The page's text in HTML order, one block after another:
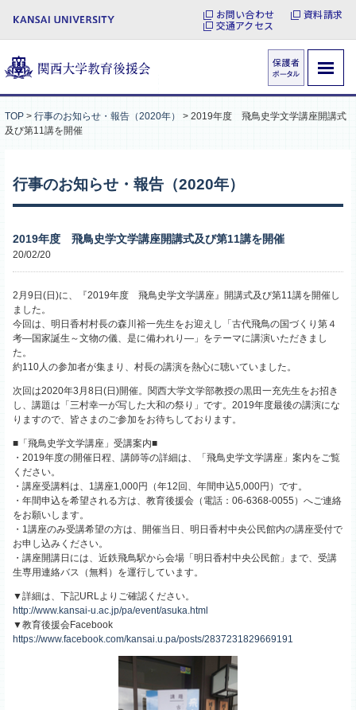
お問い合わせ
資料請求
交通アクセス
TOP> 行事のお知らせ・報告（2020年） > 2019年度 飛鳥史学文学講座開講式
及び第11講を開催
行事のお知らせ・報告（2020年）
2019年度 飛鳥史学文学講座開講式及び第11講を開催
20/02/20
2月9日(日)に、『2019年度 飛鳥史学文学講座』開講式及び第11講を開催し
ました。
今回は、明日香村村長の森川裕一先生をお迎えし「古代飛鳥の国づくり第４
考―国家誕生～文物の儀、是に備われり―」をテーマに講演いただきまし
た。
約110人の参加者が集まり、村長の講演を熱心に聴いていました。
次回は2020年3月8日(日)開催。関西大学文学部教授の黒田一充先生をお招き
し、講題は「三村幸一が写した大和の祭り」です。2019年度最後の講演にな
りますので、皆さまのご参加をお待ちしております。
■「飛鳥史学文学講座」受講案内■
・2019年度の開催日程、講師等の詳細は、「飛鳥史学文学講座」案内をご覧
ください。
・講座受講料は、1講座1,000円（年12回、年間申込5,000円）です。
・年間申込を希望される方は、教育後援会（電話：06-6368-0055）へご連絡
をお願いします。
・1講座のみ受講希望の方は、開催当日、明日香村中央公民館内の講座受付で
お申し込みください。
・講座開講日には、近鉄飛鳥駅から会場「明日香村中央公民館」まで、受講
生専用連絡バス（無料）を運行しています。
▼詳細は、下記URLよりご確認ください。
http://www.kansai-u.ac.jp/pa/event/asuka.html
▼教育後援会Facebook
https://www.facebook.com/kansai.u.pa/posts/2837231829669191